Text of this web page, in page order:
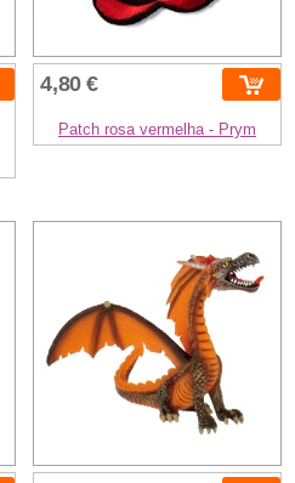
4,80 €
Patch rosa vermelha - Prym